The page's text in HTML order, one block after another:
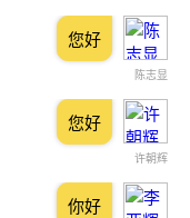
陈志显
您好
许朝辉
您好
你好